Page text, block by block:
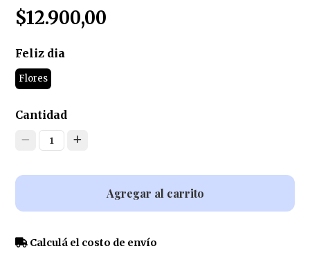
$12.900,00
Feliz dia
Flores
Cantidad
1
Agregar al carrito
Calculá el costo de envío